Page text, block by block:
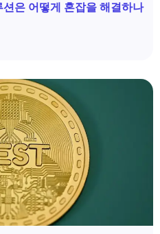
은 어떻게 혼잡을 해결하나